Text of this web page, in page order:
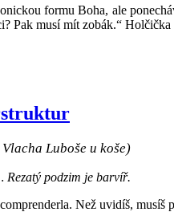
formu Boha, ale
Pak musí mít zobák.“
Luboše u koše)
Rezatý podzim je barvíř.
comprenderla. Než uvidíš,